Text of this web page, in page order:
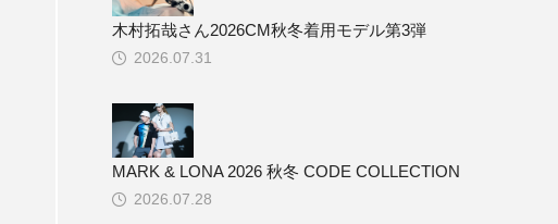
2026.07.31
木村拓哉さん2026CM秋冬着用モデル第3弾
2026.07.28
MARK & LONA 2026 秋冬 CODE COLLECTION